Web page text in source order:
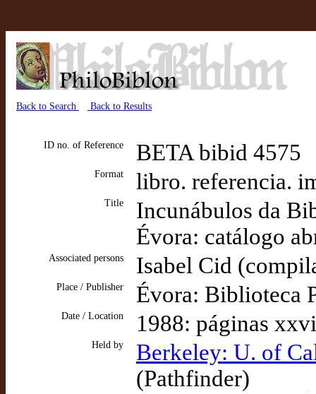
Back to Search Back to Results
ID no. of Reference BETA bibid 4575
Format libro. referencia.
Title
Incunábulos da
Évora: catálogo
Associated persons Isabel Cid
Place / Publisher Évora: Biblioteca
Date / Location 1988: páginas
Held by
Berkeley: U. of
(Pathfinder)